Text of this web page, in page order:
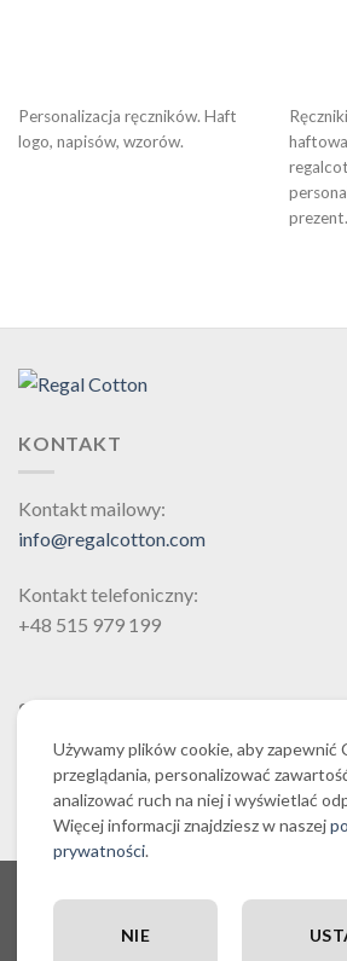
Personalizacja ręczników. Haft
logo, napisów, wzorów.
prezent.
KONTAKT
Kontakt mailowy:
info@regalcotton.com
Kontakt telefoniczny:
+48 515 979 199
SZUKAJ
REGULAMIN SKLEPU
RĘCZNIKI EGIPSKA BAWEŁNA
Używamy plików cookie, aby zapewnić
przeglądania, personalizować
analizować ruch na niej i wyświetlać
Więcej informacji znajdziesz w naszej
prywatności.
NIE